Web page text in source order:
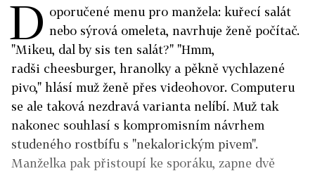
D oporučené menu pro manžela: kuřecí salát
nebo sýrová omeleta, navrhuje ženě počítač.
"Mikeu, dal by sis ten salát?" "Hmm,
radši cheesburger, hranolky a pěkně vychlazené
pivo," hlásí muž ženě přes videohovor. Computeru
se ale taková nezdravá varianta nelíbí. Muž tak
nakonec souhlasí s kompromisním návrhem
studeného rostbífu s "nekalorickým pivem".
Manželka pak přistoupí ke sporáku, zapne dvě